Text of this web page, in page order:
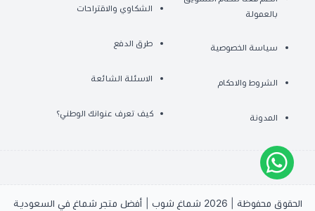
بالعمولة
سياسة الخصوصية
الشروط والاحكام
المدونة
الشكاوي والاقتراحات
طرق الدفع
الاسئلة الشائعة
كيف تعرف عنوانك الوطني؟
الحقوق محفوظة | 2026 شماغ شوب | أفضل متجر شماغ في السعودية